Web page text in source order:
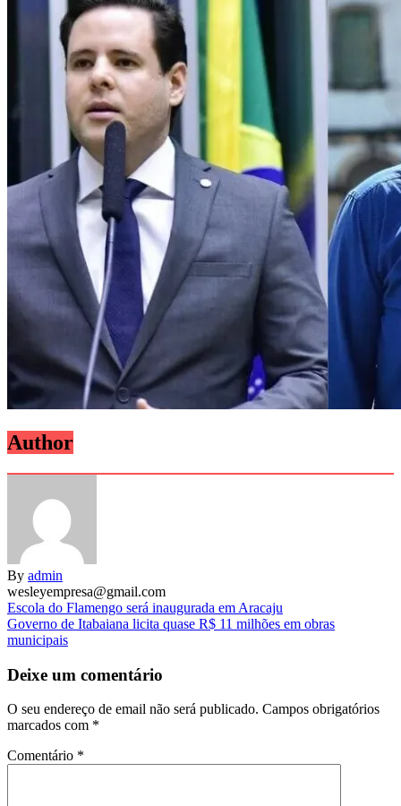
Author
By admin
wesleyempresa@gmail.com
Navegação
de
Escola do Flamengo será inaugurada em Aracaju
Governo de Itabaiana licita quase R$ 11 milhões em obras
municipais
Deixe um comentário
O seu endereço de email não será publicado. Campos obrigatórios
marcados com *
Comentário *